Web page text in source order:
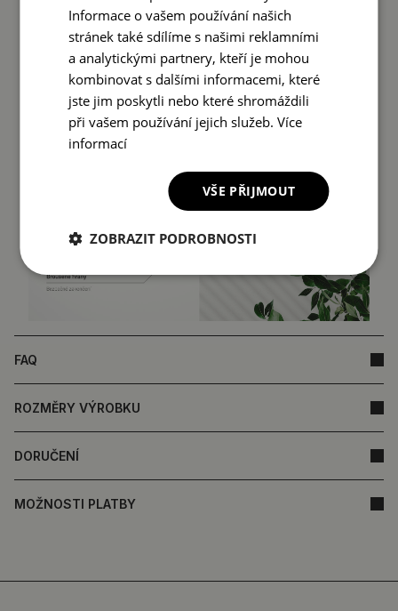
Zadní strana zrcadla (ochranná fólie) se může barevně
lišit od té uvedené v nabídce.Nemá to vliv na kvalitu
produktu a není důvodem k reklamaci.
FAQ
ROZMĚRY VÝROBKU
DORUČENÍ
MOŽNOSTI PLATBY
Informace o vašem používání našich
stránek také sdílíme s našimi reklamními
a analytickými partnery, kteří je mohou
kombinovat s dalšími informacemi, které
jste jim poskytli nebo které shromáždili
při vašem používání jejich služeb.Více
informací
VŠE PŘIJMOUT
ZOBRAZIT PODROBNOSTI